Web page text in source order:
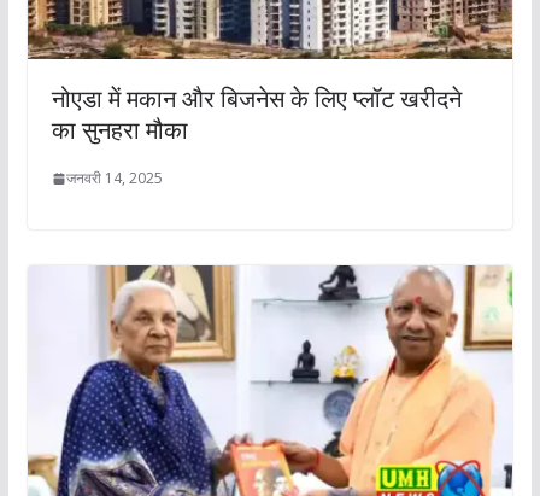
नोएडा में मकान और बिजनेस के लिए प्लॉट खरीदने
का सुनहरा मौका
जनवरी 14, 2025